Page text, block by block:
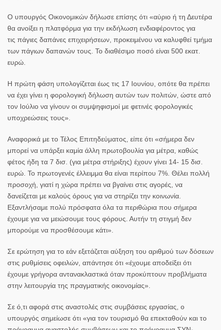
Ο υπουργός Οικονομικών δήλωσε επίσης ότι «αύριο ή τη Δευτέρα
θα ανοίξει η πλατφόρμα για την εκδήλωση ενδιαφέροντος για
τις πάγιες δαπάνες επιχειρήσεων , προκειμένου να καλυφθεί τμήμα
των πάγιων δαπανών τους. Το διαθέσιμο ποσό είναι 500 εκατ.
ευρώ.
Η πρώτη φάση υπολογίζεται έως τις 17 Ιουνίου, οπότε θα πρέπει
να έχει γίνει η φορολογική δήλωση αυτών των πολιτών, ώστε από
τον Ιούλιο να γίνουν οι συμψηφισμοί με φετινές φορολογικές
υποχρεώσεις τους».
Αναφορικά με το Τέλος Επιτηδεύματος , είπε ότι «σήμερα δεν
μπορεί να υπάρξει καμία άλλη πρωτοβουλία για μέτρα, καθώς
φέτος ήδη τα 7 δισ. (για μέτρα στήριξης) έχουν γίνει 14- 15 δισ.
ευρώ. Το πρωτογενές έλλειμμα θα είναι περίπου 7%. Θέλει πολλή
προσοχή, γιατί η χώρα πρέπει να βγαίνει στις αγορές, να
δανείζεται με καλούς όρους για να στηρίζει την κοινωνία.
Εξαντλήσαμε πολύ πρόσφατα όλα τα περιθώρια που σήμερα
έχουμε για να μειώσουμε τους φόρους. Αυτήν τη στιγμή δεν
μπορούμε να προσθέσουμε κάτι».
Σε ερώτηση για το εάν εξετάζεται αύξηση του αριθμού των δόσεων
στις ρυθμίσεις οφειλών, απάντησε ότι «έχουμε αποδείξει ότι
έχουμε γρήγορα αντανακλαστικά όταν προκύπτουν προβλήματα
στην λειτουργία της πραγματικής οικονομίας».
Σε ό,τι αφορά στις αναστολές στις συμβάσεις εργασίας, ο
υπουργός σημείωσε ότι «για τον τουρισμό θα επεκταθούν και το